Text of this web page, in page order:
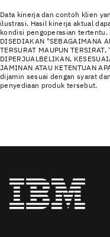
Data kinerja dan contoh klien
ilustrasi. Hasil kinerja aktual
kondisi pengoperasian tertentu.
DISEDIAKAN "SEBAGAIMANA
TERSURAT MAUPUN
DIPERJUALBELIKAN,
JAMINAN ATAU KETENTUAN
dijamin sesuai dengan syarat
penyediaan produk tersebut.